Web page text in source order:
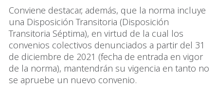
Conviene destacar, además, que la norma incluye
una Disposición Transitoria (Disposición
Transitoria Séptima), en virtud de la cual los
convenios colectivos denunciados a partir del 31
de diciembre de 2021 (fecha de entrada en vigor
de la norma), mantendrán su vigencia en tanto no
se apruebe un nuevo convenio.